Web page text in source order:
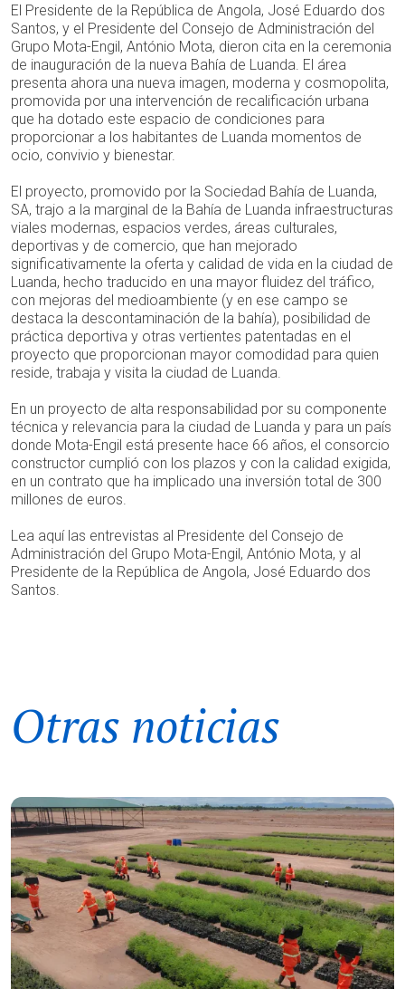
El Presidente de la República de Angola, José Eduardo dos
Santos, y el Presidente del Consejo de Administración del
Grupo Mota-Engil, António Mota, dieron cita en la ceremonia
de inauguración de la nueva Bahía de Luanda. El área
presenta ahora una nueva imagen, moderna y cosmopolita,
promovida por una intervención de recalificación urbana
que ha dotado este espacio de condiciones para
proporcionar a los habitantes de Luanda momentos de
ocio, convivio y bienestar.
El proyecto, promovido por la Sociedad Bahía de Luanda,
SA, trajo a la marginal de la Bahía de Luanda infraestructuras
viales modernas, espacios verdes, áreas culturales,
deportivas y de comercio, que han mejorado
significativamente la oferta y calidad de vida en la ciudad de
Luanda, hecho traducido en una mayor fluidez del tráfico,
con mejoras del medioambiente (y en ese campo se
destaca la descontaminación de la bahía), posibilidad de
práctica deportiva y otras vertientes patentadas en el
proyecto que proporcionan mayor comodidad para quien
reside, trabaja y visita la ciudad de Luanda.
En un proyecto de alta responsabilidad por su componente
técnica y relevancia para la ciudad de Luanda y para un país
donde Mota-Engil está presente hace 66 años, el consorcio
constructor cumplió con los plazos y con la calidad exigida,
en un contrato que ha implicado una inversión total de 300
millones de euros.
Lea aquí las entrevistas al Presidente del Consejo de
Administración del Grupo Mota-Engil, António Mota, y al
Presidente de la República de Angola, José Eduardo dos
Santos.
Otras noticias